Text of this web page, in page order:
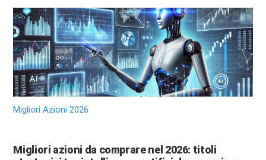
Migliori Azioni 2026
Migliori azioni da comprare nel 2026: titoli